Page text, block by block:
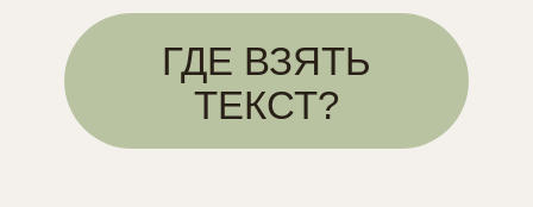
ГДЕ ВЗЯТЬ
ТЕКСТ?